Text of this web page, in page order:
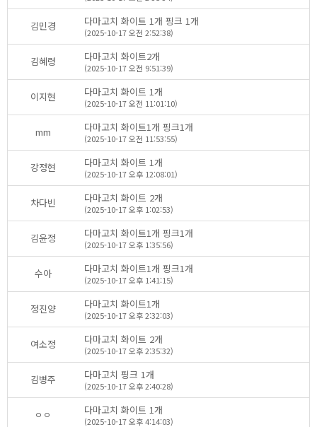
김민경 다마고치화이트1개핑크1개
(2025-10-17오전2:52:38)
김혜령 다마고치화이트2개
(2025-10-17오전9:51:39)
이지현 다마고치화이트1개
(2025-10-17오전11:01:10)
mm 다마고치화이트1개핑크1개
(2025-10-17오전11:53:55)
강정현 다마고치화이트1개
(2025-10-17오후12:08:01)
차다빈 다마고치화이트2개
(2025-10-17오후1:02:53)
김윤정 다마고치화이트1개핑크1개
(2025-10-17오후1:35:56)
수아 다마고치화이트1개핑크1개
(2025-10-17오후1:41:15)
정진양 다마고치화이트1개
(2025-10-17오후2:32:03)
여소정 다마고치화이트2개
(2025-10-17오후2:35:32)
김병주 다마고치핑크1개
(2025-10-17오후2:40:28)
ㅇㅇ 다마고치화이트1개
(2025-10-17오후4:14:03)